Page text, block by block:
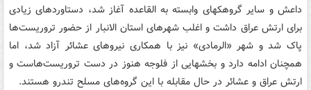
داعش و سایر گروهکهای وابسته به القاعده آغاز شد، دستاوردهای زیادی
برای ارتش عراق داشت و اغلب شهرهای استان الانبار از حضور تروریست‌ها
پاک شد و شهر «الرمادی» نیز با همکاری نیروهای عشائر آزاد شد، اما
همچنان ادامه دارد و بخشهایی از فلوجه هنوز در دست تروریست‌هاست و
ارتش عراق و عشائر در حال مقابله با این گروه‌های مسلح تندرو هستند.